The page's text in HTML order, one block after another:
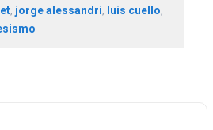
, jorge alessandri, luis cuello,